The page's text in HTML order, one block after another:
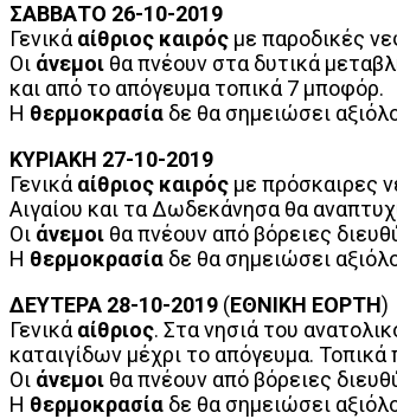
ΣΑΒΒΑΤΟ 26-10-2019
Γενικάαίθριος καιρός με παροδικές
Οι άνεμοι θα πνέουν στα δυτικά
και από το απόγευμα τοπικά 7 μποφόρ.
Η θερμοκρασία δε θα σημειώσει
ΚΥΡΙΑΚΗ 27-10-2019
Γενικάαίθριος καιρός με πρόσκαιρες
Αιγαίου και τα Δωδεκάνησα θα
Οι άνεμοι θα πνέουν από βόρειες
Η θερμοκρασία δε θα σημειώσει
ΔΕΥΤΕΡΑ 28-10-2019 (ΕΘΝΙΚΗ ΕΟΡΤΗ)
Γενικάαίθριος. Στα νησιά του
καταιγίδων μέχρι το απόγευμα.
Οι άνεμοι θα πνέουν από βόρειες
Η θερμοκρασία δε θα σημειώσει